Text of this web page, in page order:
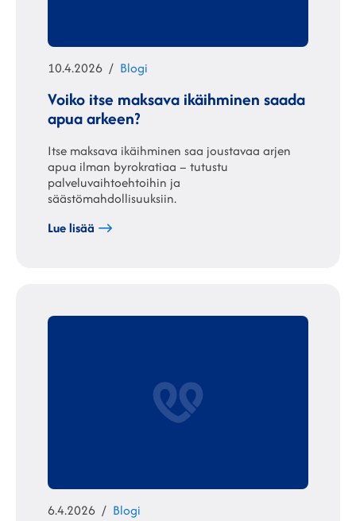
Julkaistu
10.4.2026 Kategoriat
Blogi
Voiko itse maksava ikäihminen saada
apua arkeen?
Itse maksava ikäihminen saa joustavaa arjen
apua ilman byrokratiaa – tutustu
palveluvaihtoehtoihin ja
säästömahdollisuuksiin.
Lue lisää
Julkaistu
6.4.2026 Kategoriat
Blogi